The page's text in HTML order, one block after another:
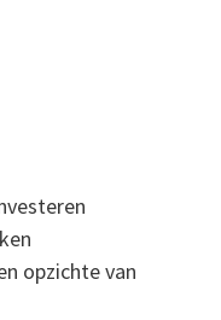
opzichte van